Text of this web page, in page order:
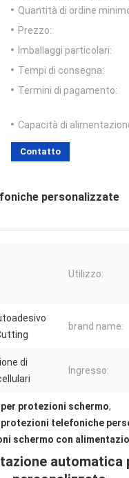
Quantità di ordine
Prezzo:
Imballaggi particolari:
Tempi di consegna:
Termini di pagamento:
Capacità di
Contatto
personalizzate
Utilizzo:
brand name:
di
Ingresso:
protezioni schermo,
telefoniche
schermo con